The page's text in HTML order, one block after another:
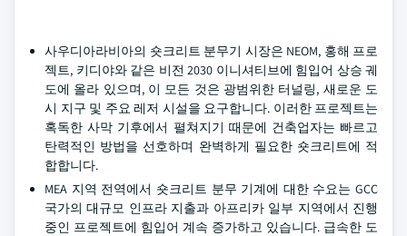
사우디아라비아의 숏크리트 분무기 시장은 NEOM, 홍해 프로
젝트, 키디야와 같은 비전 2030 이니셔티브에 힘입어 상승 궤
도에 올라 있으며, 이 모든 것은 광범위한 터널링, 새로운 도
시 지구 및 주요 레저 시설을 요구합니다. 이러한 프로젝트는
혹독한 사막 기후에서 펼쳐지기 때문에 건축업자는 빠르고
탄력적인 방법을 선호하며 완벽하게 필요한 숏크리트에 적
합합니다.
MEA 지역 전역에서 숏크리트 분무 기계에 대한 수요는 GCC
국가의 대규모 인프라 지출과 아프리카 일부 지역에서 진행
중인 프로젝트에 힘입어 계속 증가하고 있습니다. 급속한 도